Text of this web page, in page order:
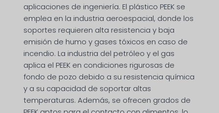
aplicaciones de ingeniería. El plástico PEEK se
emplea en la industria aeroespacial, donde los
soportes requieren alta resistencia y baja
emisión de humo y gases tóxicos en caso de
incendio. La industria del petróleo y el gas
aplica el PEEK en condiciones rigurosas de
fondo de pozo debido a su resistencia química
y a su capacidad de soportar altas
temperaturas. Además, se ofrecen grados de